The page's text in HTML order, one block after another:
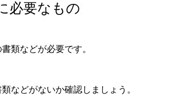
必要なもの
類などが必要です。
などがないか確認しましょう。